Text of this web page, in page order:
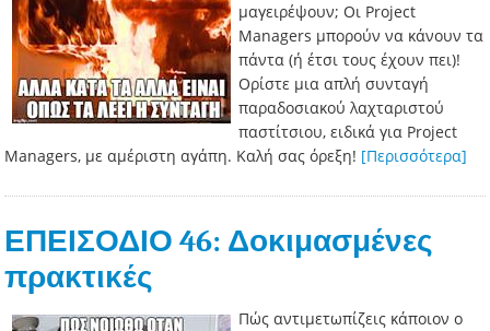
μαγειρέψουν; Οι Project
Managers μπορούν να κάνουν τα
πάντα (ή έτσι τους έχουν πει)!
Ορίστε μια απλή συνταγή
παραδοσιακού λαχταριστού
παστίτσιου, ειδικά για Project
Managers, με αμέριστη αγάπη. Καλή σας όρεξη! [Περισσότερα]
ΕΠΕΙΣΟΔΙΟ 46: Δοκιμασμένες
πρακτικές
Πώς αντιμετωπίζεις κάποιον ο